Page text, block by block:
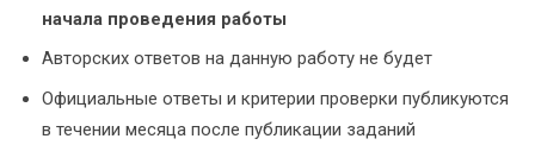
начала проведения работы
Авторских ответов на данную работу не будет
Официальные ответы и критерии проверки публикуются
в течении месяца после публикации заданий